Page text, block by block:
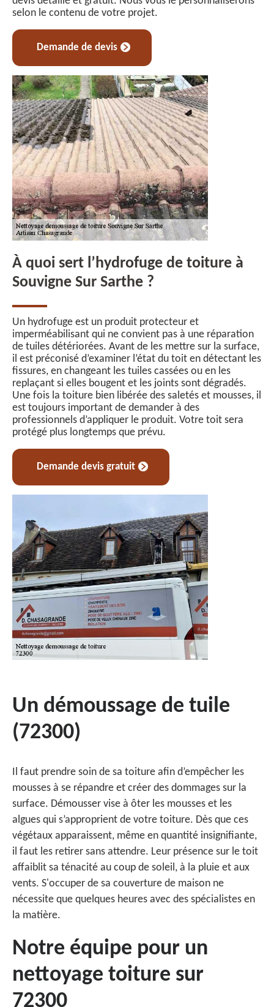
selon le contenu de votre projet.
Demande de devis
À quoi sert l’hydrofuge de toiture à
Souvigne Sur Sarthe ?
Un hydrofuge est un produit protecteur et
imperméabilisant qui ne convient pas à une réparation
de tuiles détériorées. Avant de les mettre sur la surface,
il est préconisé d’examiner l’état du toit en détectant les
fissures, en changeant les tuiles cassées ou en les
replaçant si elles bougent et les joints sont dégradés.
Une fois la toiture bien libérée des saletés et mousses, il
est toujours important de demander à des
professionnels d’appliquer le produit. Votre toit sera
protégé plus longtemps que prévu.
Demande devis gratuit
Un démoussage de tuile
(72300)
Il faut prendre soin de sa toiture afin d’empêcher les
mousses à se répandre et créer des dommages sur la
surface. Démousser vise à ôter les mousses et les
algues qui s’approprient de votre toiture. Dès que ces
végétaux apparaissent, même en quantité insignifiante,
il faut les retirer sans attendre. Leur présence sur le toit
affaiblit sa ténacité au coup de soleil, à la pluie et aux
vents. S'occuper de sa couverture de maison ne
nécessite que quelques heures avec des spécialistes en
la matière.
Notre équipe pour un
nettoyage toiture sur
72300